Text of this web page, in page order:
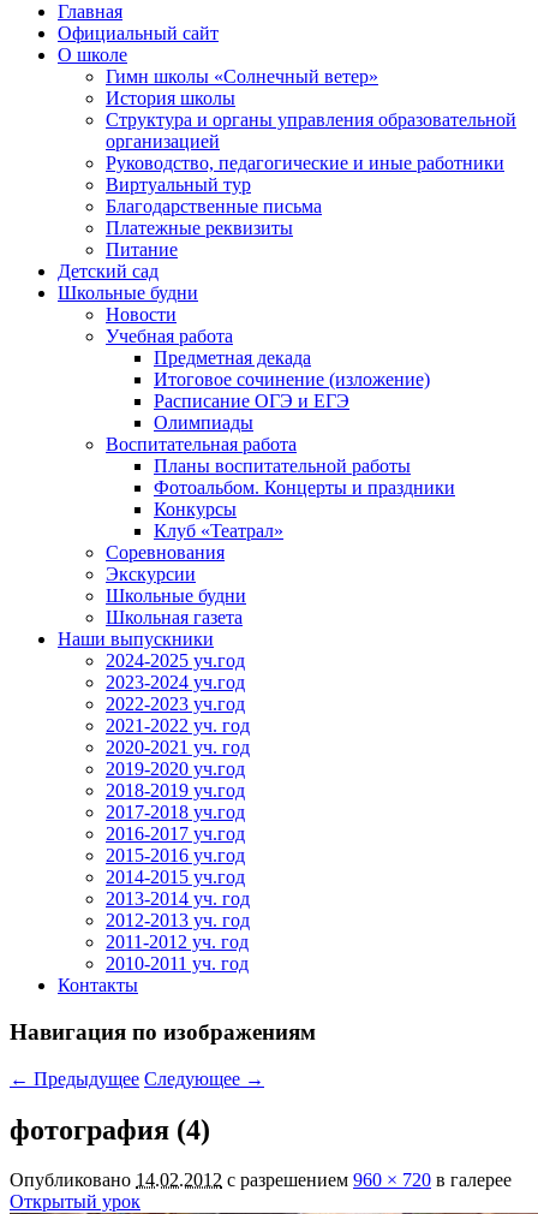
Главная
Официальный сайт
О школе
Гимн школы «Солнечный ветер»
История школы
Структура и органы управления образовательной
организацией
Руководство, педагогические и иные работники
Виртуальный тур
Благодарственные письма
Платежные реквизиты
Питание
Детский сад
Школьные будни
Новости
Учебная работа
Предметная декада
Итоговое сочинение (изложение)
Расписание ОГЭ и ЕГЭ
Олимпиады
Воспитательная работа
Планы воспитательной работы
Фотоальбом. Концерты и праздники
Конкурсы
Клуб «Театрал»
Соревнования
Экскурсии
Школьные будни
Школьная газета
Наши выпускники
2024-2025 уч.год
2023-2024 уч.год
2022-2023 уч.год
2021-2022 уч. год
2020-2021 уч. год
2019-2020 уч.год
2018-2019 уч.год
2017-2018 уч.год
2016-2017 уч.год
2015-2016 уч.год
2014-2015 уч.год
2013-2014 уч. год
2012-2013 уч. год
2011-2012 уч. год
2010-2011 уч. год
Контакты
Навигация по изображениям
← Предыдущее Следующее →
фотография (4)
Опубликовано 14.02.2012 с разрешением 960 × 720 в галерее
Открытый урок